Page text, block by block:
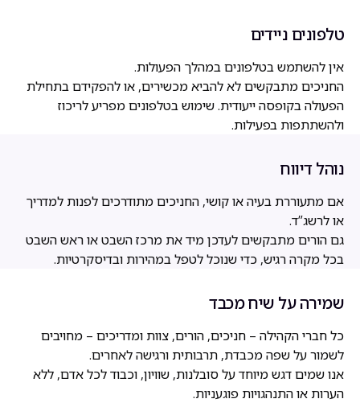
טלפונים ניידים
אין להשתמש בטלפונים במהלך הפעולות.
החניכים מתבקשים לא להביא מכשירים, או להפקידם בתחילת
הפעולה בקופסה ייעודית. שימוש בטלפונים מפריע לריכוז
ולהשתתפות בפעילות.
נוהל דיווח
אם מתעוררת בעיה או קושי, החניכים מתודרכים לפנות למדריך
או לרשג”ד.
גם הורים מתבקשים לעדכן מיד את מרכז השבט או ראש השבט
בכל מקרה רגיש, כדי שנוכל לטפל במהירות ובדיסקרטיות.
שמירה על שיח מכבד
כל חברי הקהילה – חניכים, הורים, צוות ומדריכים – מחויבים
לשמור על שפה מכבדת, תרבותית ורגישה לאחרים.
אנו שמים דגש מיוחד על סובלנות, שוויון, וכבוד לכל אדם, ללא
הערות או התנהגויות פוגעניות.